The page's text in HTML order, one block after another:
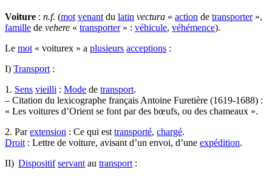
Voiture : n.f. (mot venant du latin vectura « action de transporter»,
famille de vehere « transporter» : véhicule, véhémence).
Le mot « voiturex » a plusieurs acceptions :
I) Transport :
1. Sens vieilli : Mode de transport.
– Citation du lexicographe français Antoine Furetière (1619-1688) :
« Les voitures d’Orient se font par des bœufs, ou des chameaux ».
2. Parextension : Ce qui est transporté, chargé.
Droit : Lettre de voiture, avisant d’un envoi, d’une expédition.
II) Dispositif servant au transport :